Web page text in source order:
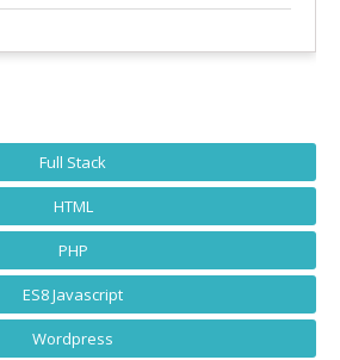
Full Stack
HTML
PHP
ES8 Javascript
Wordpress